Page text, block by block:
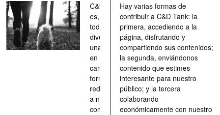
C&D Tank
es, ante
todo, un
divertimento,
una parada
en el
camino, una
forma de
redescubrir
a nuestros
compañeros
Hay varias formas de
contribuir a C&D Tank: la
primera, accediendo a la
página, disfrutando y
compartiendo sus contenidos;
la segunda, enviándonos
contenido que estimes
interesante para nuestro
público; y la tercera
colaborando
económicamente con nuestro